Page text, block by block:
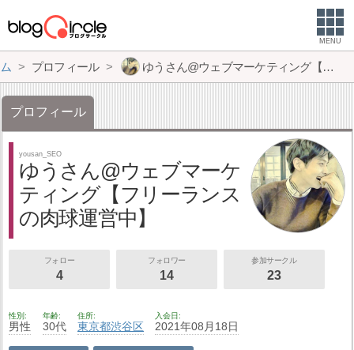
MENU
プロフィール ゆうさん@ウェブマーケティング【フリーランスの肉球運営中】
プロフィール
yousan_SEO
ゆうさん@ウェブマーケ
ティング【フリーランス
の肉球運営中】
フォロー
4
フォロワー
14
参加サークル
23
性別
男性
年齢
30代
住所
東京都渋谷区
入会日
2021年08月18日